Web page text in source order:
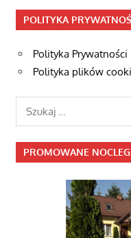
POLITYKA
Polityka Prywatności
Polityka plików
PROMOWANE